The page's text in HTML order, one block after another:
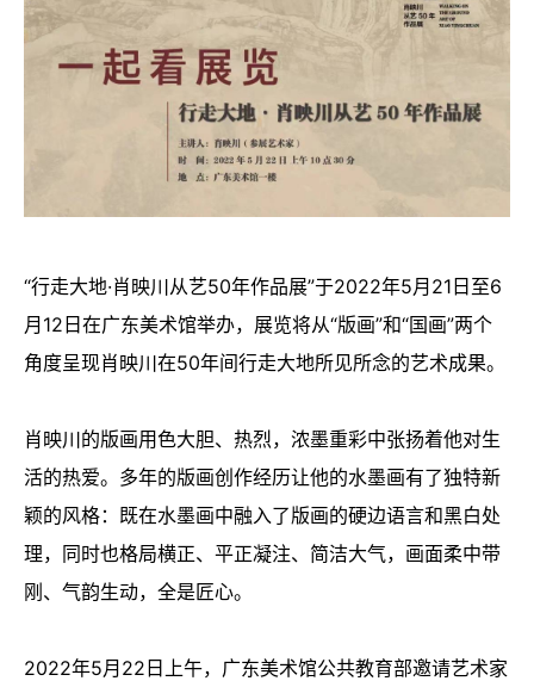
“行走大地·肖映川从艺50年作品展”于2022年5月21日至6
月12日在广东美术馆举办，展览将从“版画”和“国画”两个
角度呈现肖映川在50年间行走大地所见所念的艺术成果。
肖映川的版画用色大胆、热烈，浓墨重彩中张扬着他对生
活的热爱。多年的版画创作经历让他的水墨画有了独特新
颖的风格：既在水墨画中融入了版画的硬边语言和黑白处
理，同时也格局横正、平正凝注、简洁大气，画面柔中带
刚、气韵生动，全是匠心。
2022年5月22日上午，广东美术馆公共教育部邀请艺术家